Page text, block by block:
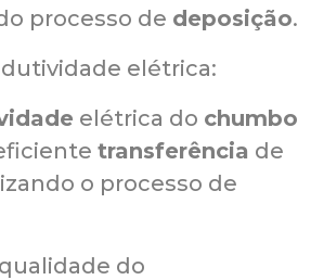
processo de deposição.
elétrica:
elétrica do chumbo
transferência de
o processo de
do